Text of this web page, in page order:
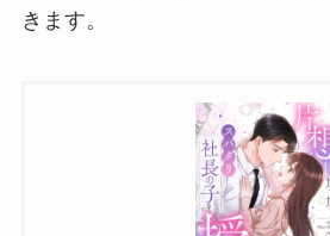
きます。